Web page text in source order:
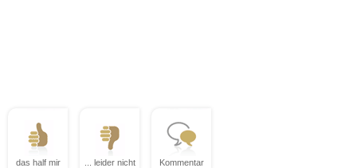
das half mir ... leider nicht Kommentar